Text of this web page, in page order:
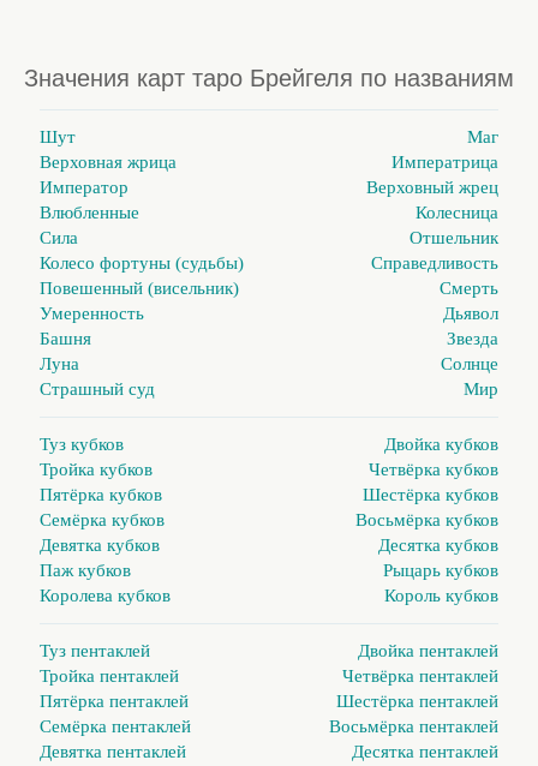
Значения карт таро Брейгеля по названиям
Шут
Маг
Верховная жрица
Императрица
Император
Верховный жрец
Влюбленные
Колесница
Сила
Отшельник
Колесо фортуны (судьбы)
Справедливость
Повешенный (висельник)
Смерть
Умеренность
Дьявол
Башня
Звезда
Луна
Солнце
Страшный суд
Мир
Туз кубков
Двойка кубков
Тройка кубков
Четвёрка кубков
Пятёрка кубков
Шестёрка кубков
Семёрка кубков
Восьмёрка кубков
Девятка кубков
Десятка кубков
Паж кубков
Рыцарь кубков
Королева кубков
Король кубков
Туз пентаклей
Двойка пентаклей
Тройка пентаклей
Четвёрка пентаклей
Пятёрка пентаклей
Шестёрка пентаклей
Семёрка пентаклей
Восьмёрка пентаклей
Девятка пентаклей
Десятка пентаклей